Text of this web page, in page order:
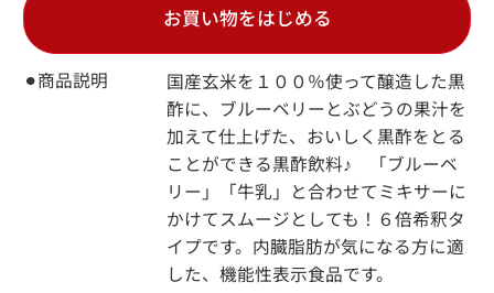
⚫︎商品説明
国産玄米を１００％使って醸造した黒
酢に、ブルーベリーとぶどうの果汁を
加えて仕上げた、おいしく黒酢をとる
ことができる黒酢飲料♪ 「ブルーベ
リー」「牛乳」と合わせてミキサーに
かけてスムージとしても！６倍希釈タ
イプです。内臓脂肪が気になる方に適
した、機能性表示食品です。
お買い物をはじめる